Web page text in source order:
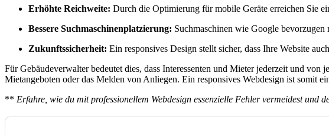
Erhöhte Reichweite: Durch die Optimierung für mobile Geräte erreichen Sie
Bessere Suchmaschinenplatzierung: Suchmaschinen wie Google bevorzugen
Zukunftssicherheit: Ein responsives Design stellt sicher, dass Ihre Website
Für Gebäudeverwalter bedeutet dies, dass Interessenten und Mieter jederzeit und
Mietangeboten oder das Melden von Anliegen. Ein responsives Webdesign ist somit
** Erfahre, wie du mit professionellem Webdesign essenzielle Fehler vermeidest und